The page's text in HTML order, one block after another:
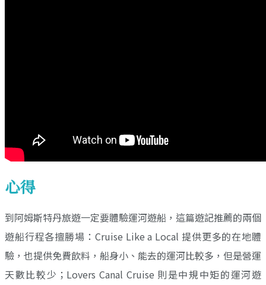
心得
到阿姆斯特丹旅遊一定要體驗運河遊船，這篇遊記推薦的兩個
遊船行程各擅勝場：Cruise Like a Local 提供更多的在地體
驗，也提供免費飲料，船身小、能去的運河比較多，但是營運
天數比較少；Lovers Canal Cruise 則是中規中矩的運河遊